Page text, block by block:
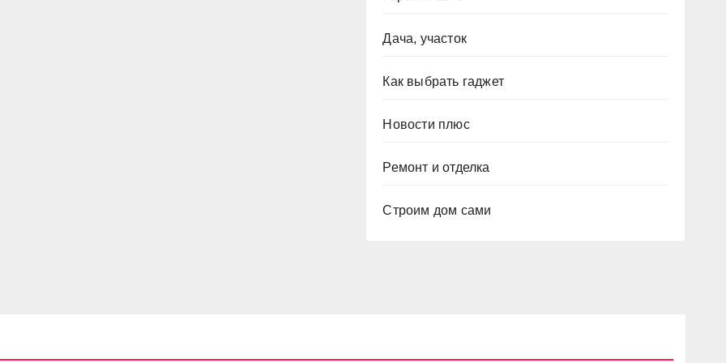
Дача, участок
Как выбрать гаджет
Новости плюс
Ремонт и отделка
Строим дом сами